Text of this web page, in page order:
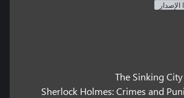
الإصدار
The Sinking
Sherlock Holmes: Crimes and